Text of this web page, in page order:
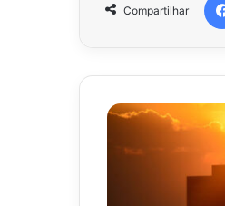
Compartilhar